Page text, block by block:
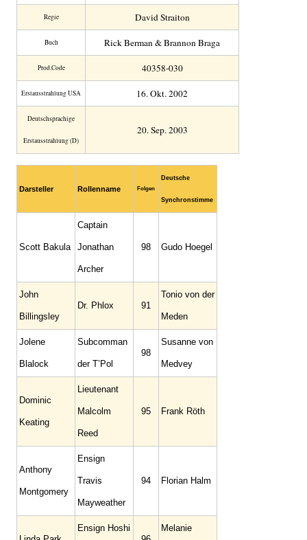
Regie David Straiton
Buch Rick Berman & Brannon Braga
Prod.Code 40358-030
Erstaus­strahlung USA 16. Okt. 2002
Deutsch­sprachige
Erstaus­strahlung (D)
20. Sep. 2003
Darsteller Rollenname Folgen
Deutsche
Synchronstimme
Scott Bakula
Captain
Jonathan
Archer
98 Gudo Hoegel
John
Billingsley
Dr. Phlox 91
Tonio von der
Meden
Jolene
Blalock
Subcomman
der T’Pol
98
Susanne von
Medvey
Dominic
Keating
Lieutenant
Malcolm
Reed
95 Frank Röth
Anthony
Montgomery
Ensign
Travis
Mayweather
94 Florian Halm
Ensign Hoshi Melanie